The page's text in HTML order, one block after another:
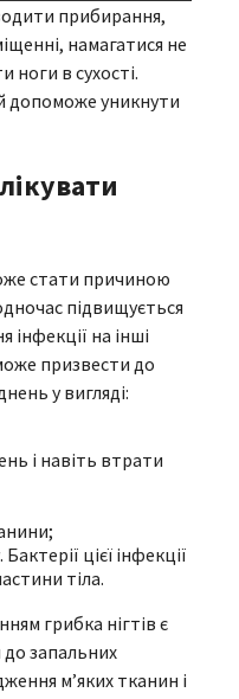
прибирання,
намагатися не
ноги в сухості.
допоможе уникнути
стати причиною
підвищується
на інші
призвести до
у вигляді:
і навіть втрати
цієї інфекції
тіла.
грибка нігтів є
запальних
м’яких тканин і